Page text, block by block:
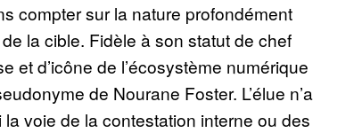
compter sur la nature profondément
la cible. Fidèle à son statut de chef
et d’icône de l’écosystème numérique
de Nourane Foster. L’élue n’a
la voie de la contestation interne ou des